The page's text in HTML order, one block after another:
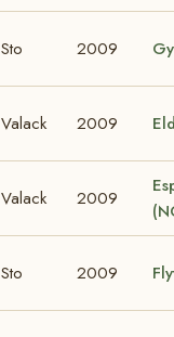
Sto 2009
Valack 2009
Valack 2009
Sto 2009